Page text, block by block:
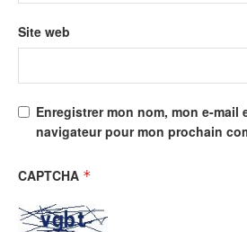
Site web
Enregistrer mon nom, mon e-mail
navigateur pour mon prochain
CAPTCHA *